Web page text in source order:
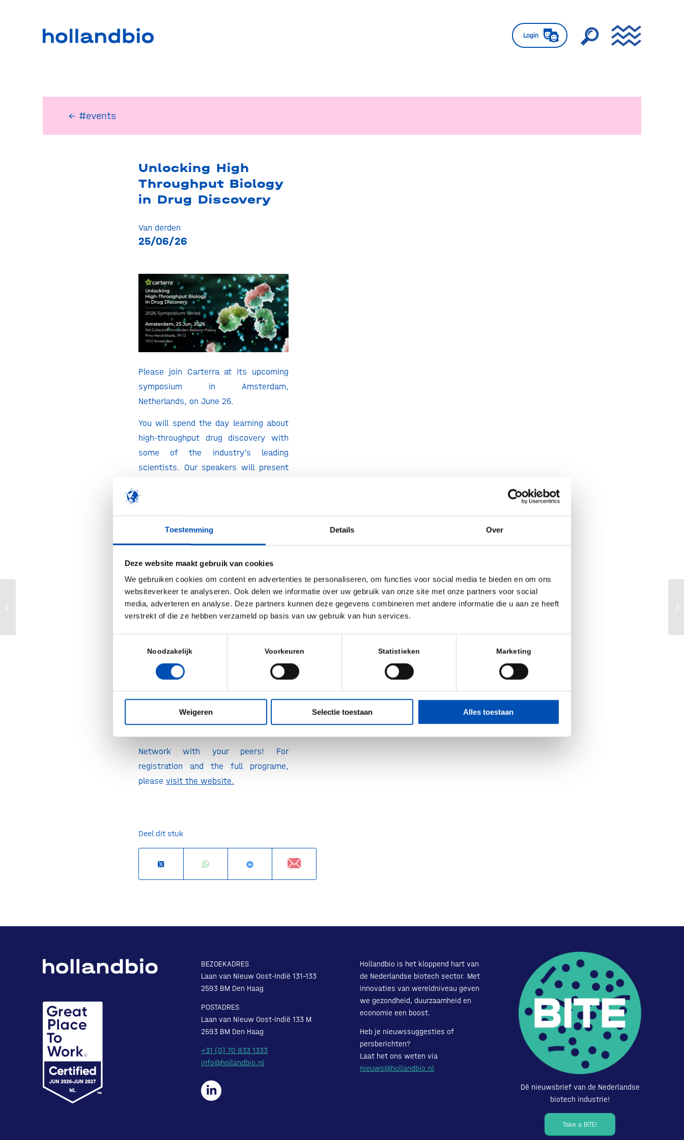
Toestemming Details Over
Deze website maakt gebruik van cookies
We gebruiken cookies om content en advertenties te personaliseren, om functies voor social media te bieden en om ons
websiteverkeer te analyseren. Ook delen we informatie over uw gebruik van onze site met onze partners voor social
media, adverteren en analyse. Deze partners kunnen deze gegevens combineren met andere informatie die u aan ze heeft
verstrekt of die ze hebben verzameld op basis van uw gebruik van hun services.
Noodzakelijk Voorkeuren Statistieken Marketing
Weigeren Selectie toestaan Alles toestaan
Login
← #events
Unlocking High
Throughput Biology
in Drug Discovery
Van derden
25/06/26
Please join Carterra at its upcoming
symposium in Amsterdam,
Netherlands, on June 25.
You will spend the day learning about
high-throughput drug discovery with
some of the industry’s leading
scientists. Our speakers will present
applications, and workflows, including
include:
efficiency of drug discovery
Antibodies, vaccines, fragment-
based drug discovery (FBDD), and
DNA-encoded libraries (DELs)
Novel assay designs and HT-SPR
applications
specific therapeutic areas such as
oncology, obesity, and immunology
Network with your peers! For
registration and the full programe,
please visit the website.
Deel dit stuk
BEZOEKADRES
Laan van Nieuw Oost-Indië 131-133
2593 BM Den Haag
POSTADRES
Laan van Nieuw Oost-Indië 133 M
2593 BM Den Haag
+31 (0) 70 833 1333
info@hollandbio.nl
Hollandbio is het kloppend hart van
de Nederlandse biotech sector. Met
innovaties van wereldniveau geven
we gezondheid, duurzaamheid en
economie een boost.
Heb je nieuwssuggesties of
persberichten?
Laat het ons weten via
nieuws@hollandbio.nl
Dé nieuwsbrief van de Nederlandse
biotech industrie!
Take a BITE!